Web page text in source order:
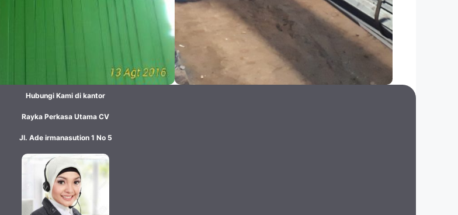
Hubungi Kami di kantor
Rayka Perkasa Utama CV
Jl. Ade irmanasution 1 No 5